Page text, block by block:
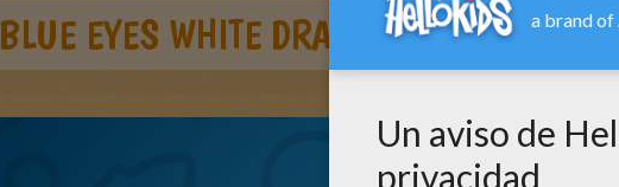
BLUE EYES WHITE DRAGON